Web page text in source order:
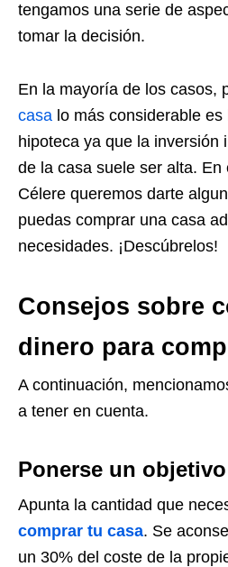
tengamos una serie de
tomar la decisión.
En la mayoría de los casos,
casa lo más considerable
hipoteca ya que la inversión
de la casa suele ser alta. En
Célere queremos darte
puedas comprar una casa
necesidades. ¡Descúbrelos!
Consejos sobre
dinero para
A continuación,
a tener en cuenta.
Ponerse un objetivo
Apunta la cantidad que
comprar tu casa. Se
un 30% del coste de la